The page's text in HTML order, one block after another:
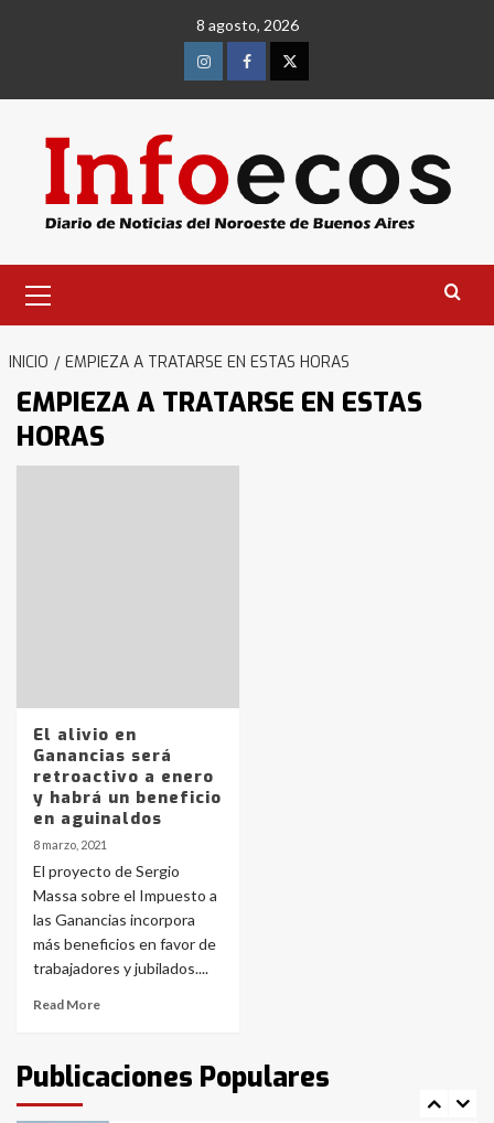
8 agosto, 2026
InstagramFacebookTwitter
primario
INICIO EMPIEZA A TRATARSE EN ESTAS HORAS
EMPIEZA A TRATARSE EN ESTAS
HORAS
El alivio en
Ganancias será
retroactivo a enero
y habrá un beneficio
en aguinaldos
8 marzo, 2021
El proyecto de Sergio
Massa sobre el Impuesto a
las Ganancias incorpora
más beneficios en favor de
trabajadores y jubilados....
Read More
Publicaciones Populares
4
5
Los precios de los combustibles en
La Pampa, desde YPF hasta Axion
6
La Bolsa de Cereales de Bahía
Blanca anticipa que Agosto vendrá
con lluvias y heladas, en gran parte
de la provincia
fueron detenidos por
comercialización de drogas en la
tarde del sábado